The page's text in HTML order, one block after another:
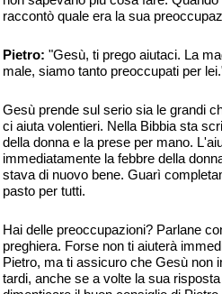
raccontò quale era la sua
Pietro: "Gesù, ti prego aiutaci. La
male, siamo tanto preoccupati per
Gesù prende sul serio sia le grandi
ci aiuta volentieri. Nella Bibbia sta
della donna e la prese per mano.
immediatamente la febbre della
stava di nuovo bene. Guarì
pasto per tutti.
Hai delle preoccupazioni? Parlane
preghiera. Forse non ti aiuterà
Pietro, ma ti assicuro che Gesù non
tardi, anche se a volte la sua